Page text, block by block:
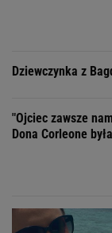
Dziewczynka z
"Ojciec zawsze
Dona Corleone